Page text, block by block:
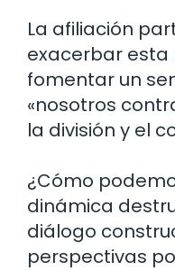
La afiliación
exacerbar esta
fomentar un
«nosotros
la división y el
¿Cómo
dinámica
diálogo
perspectivas